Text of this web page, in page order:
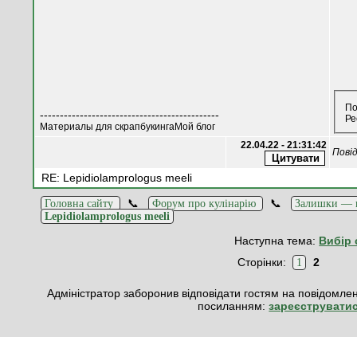
---------------------------------------------
Материалы для скрапбукингаМой блог
22.04.22 - 21:31:42
RE: Lepidiolamprologus meeli
Головна сайту 📞 Форум про кулінарію 📞 Залишки —
Lepidiolamprologus meeli
Наступна тема: Вибір
Сторінки:
1 2
Адміністратор заборонив відповідати гостям на
посиланням: